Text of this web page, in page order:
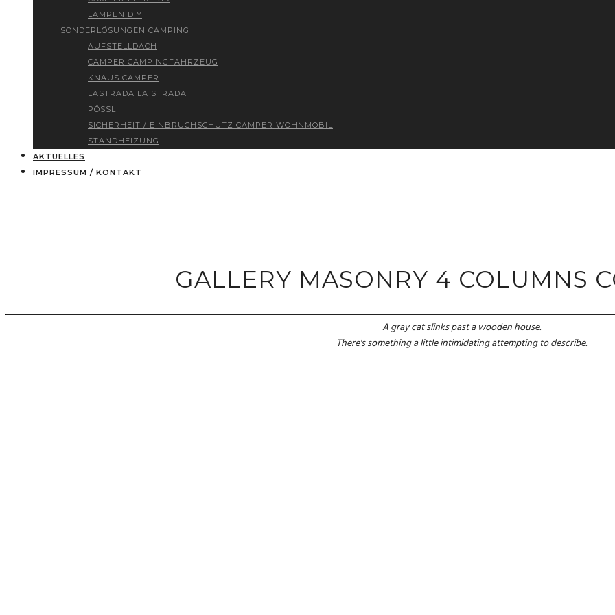
LAMPEN DIY
SONDERLÖSUNGEN CAMPING
AUFSTELLDACH
CAMPER CAMPINGFAHRZEUG
KNAUS CAMPER
LASTRADA LA STRADA
PÖSSL
SICHERHEIT / EINBRUCHSCHUTZ CAMPER WOHNMOBIL
STANDHEIZUNG
AKTUELLES
IMPRESSUM / KONTAKT
GALLERY MASONRY 4 COLUMNS
A gray cat slinks past a wooden house.
There's something a little intimidating attempting to describe.